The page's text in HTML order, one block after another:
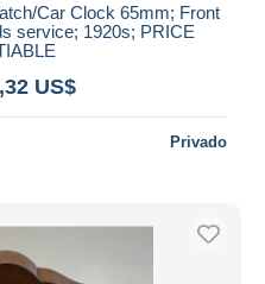
Car Clock 65mm; Front
service; 1920s; PRICE
US$
Privado